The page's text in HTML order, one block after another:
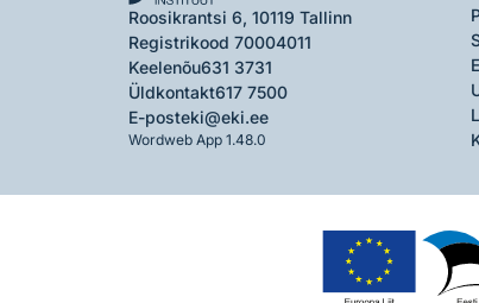
Roosikrantsi 6, 10119 Tallinn
Registrikood 70004011
Keelenõu631 3731
Üldkontakt617 7500
E-posteki@eki.ee
Wordweb App 1.48.0